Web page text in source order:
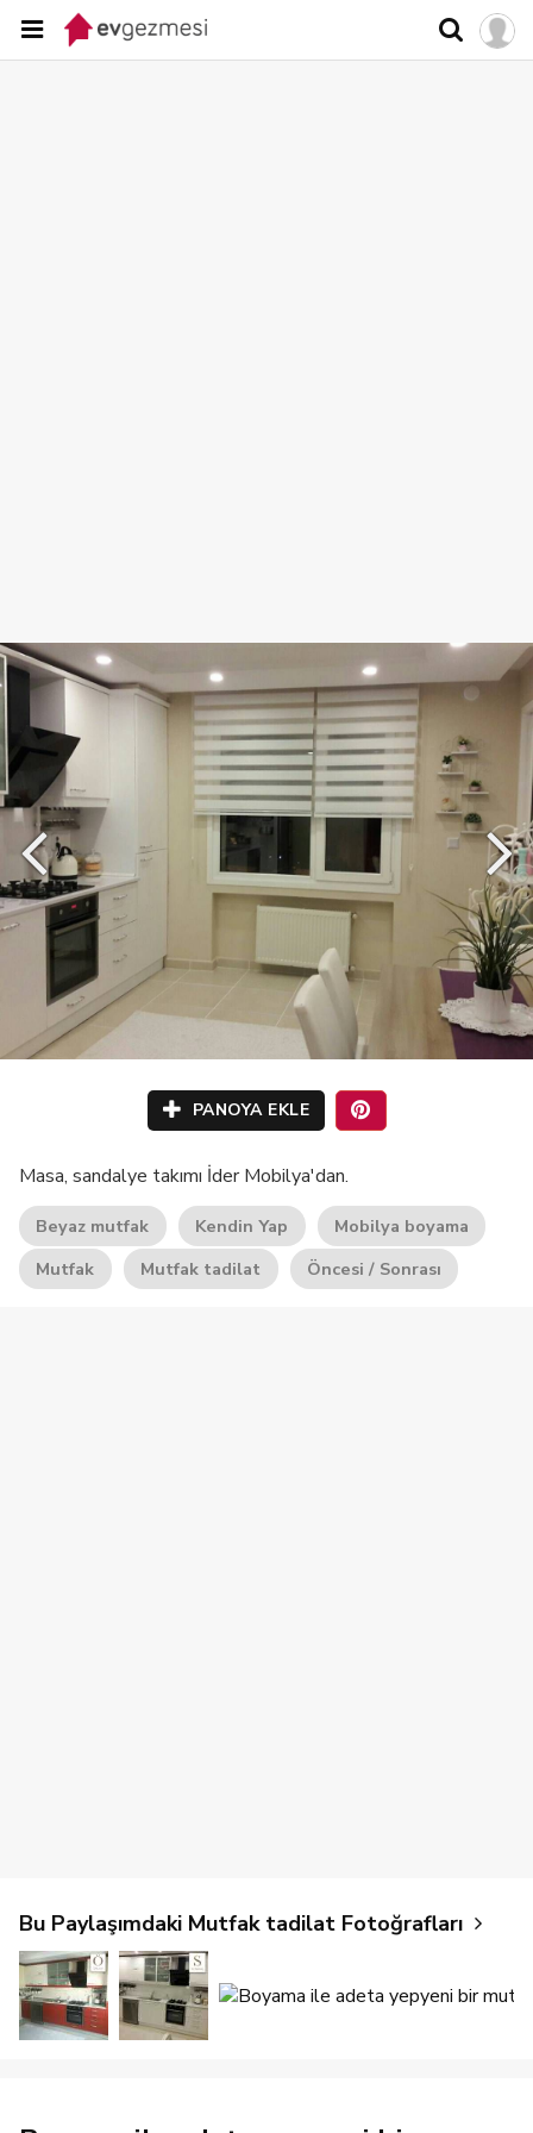
PANOYA EKLE
Masa, sandalye takımı İder Mobilya'dan.
Beyaz mutfak Kendin Yap
Mobilya boyama
Mutfak
Mutfak tadilat Öncesi / Sonrası
Bu Paylaşımdaki Mutfak tadilat Fotoğrafları